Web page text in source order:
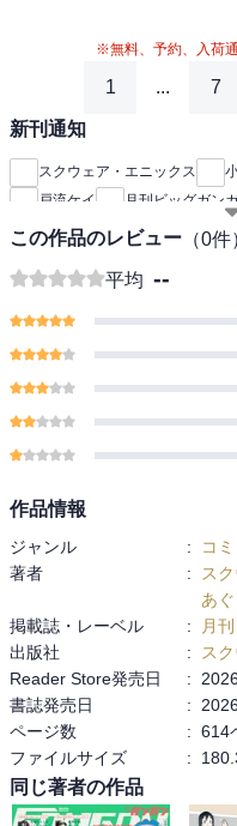
※無料、予約、入荷
1 ... 7
新刊通知
スクウェア・エニックス
戸流ケイ
月刊ビッグガン
この作品のレビュー （0件
平均 --
作品情報
ジャンル : コ
著者
: ス
あぐ
掲載誌・レーベル
:
月
出版社
:
ス
Reader Store発売日
:
書誌発売日
:
ページ数
: 614
ファイルサイズ
:
同じ著者の作品